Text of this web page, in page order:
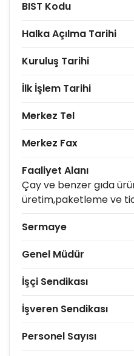
BIST Kodu
Halka Açılma Tarihi
Kuruluş Tarihi
İlk İşlem Tarihi
Merkez Tel
Merkez Fax
Faaliyet Alanı
Çay ve benzer gıda
üretim,paketleme ve
Sermaye
Genel Müdür
İşçi Sendikası
İşveren Sendikası
Personel Sayısı